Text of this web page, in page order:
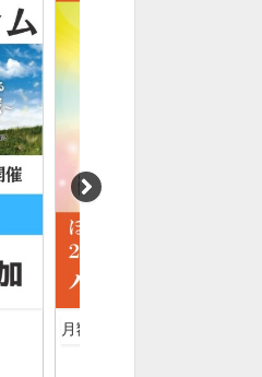
月額見放題【５１プレミア】